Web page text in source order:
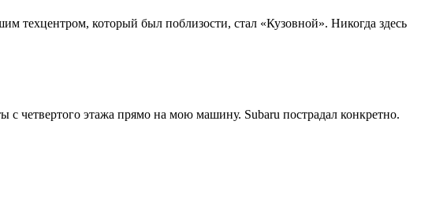
техцентром, который был поблизости, стал «Кузовной». Никогда здесь
четвертого этажа прямо на мою машину. Subaru пострадал конкретно.